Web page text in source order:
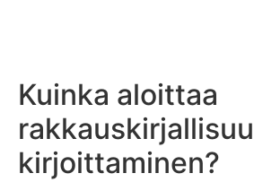
Kuinka aloittaa
kirjoittaminen?